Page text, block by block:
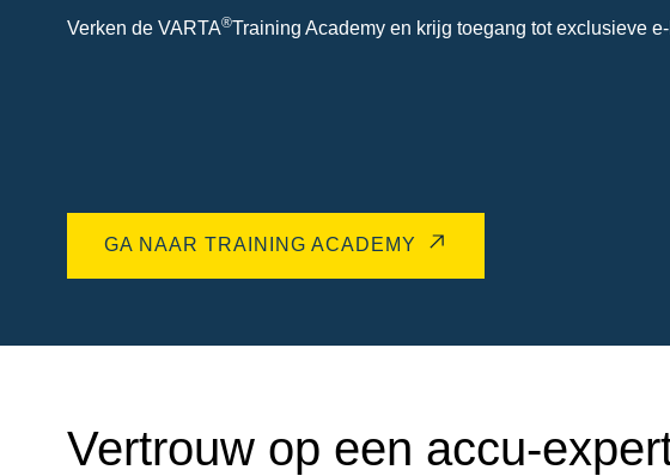
Verken de VARTA®Training Academy en krijg toegang tot exclusieve
GA NAAR TRAINING ACADEMY
Vertrouw op een accu-